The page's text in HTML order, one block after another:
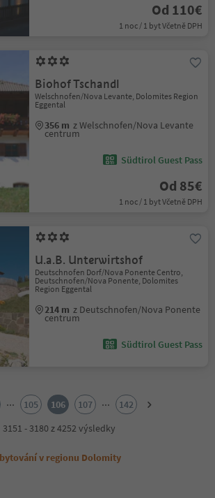
Od 110€
1 noc / 1 byt Včetně DPH
Biohof Tschandl
Welschnofen/Nova Levante, Dolomites Region
Eggental
356 m z Welschnofen/Nova Levante
centrum
Südtirol Guest Pass
Od 85€
1 noc / 1 byt Včetně DPH
U.a.B. Unterwirtshof
Deutschnofen Dorf/Nova Ponente Centro,
Deutschnofen/Nova Ponente, Dolomites
Region Eggental
214 m z Deutschnofen/Nova Ponente
centrum
Südtirol Guest Pass
... 105 106 107 ...
142
3151 - 3180 z 4252 výsledky
v regionu Dolomity